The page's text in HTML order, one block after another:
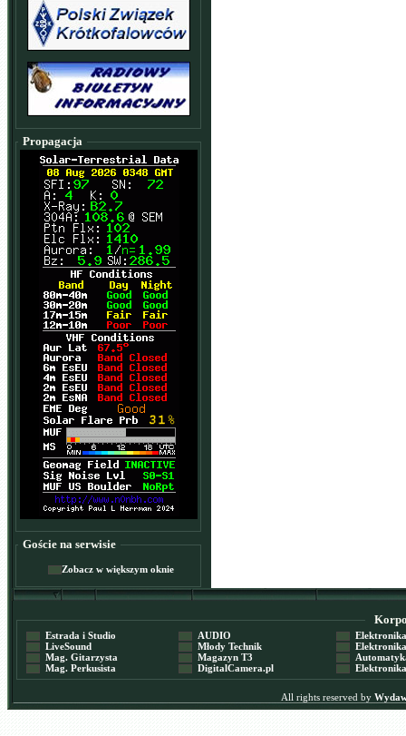
Propagacja
Goście na serwisie
Zobacz w większym oknie
Estrada i Studio
LiveSound
Mag. Gitarzysta
Mag. Perkusista
AUDIO
Młody Technik
Magazyn T3
DigitalCamera.pl
Elektronika
Elektronika
Automatyka
Elektronika
All rights reserved by